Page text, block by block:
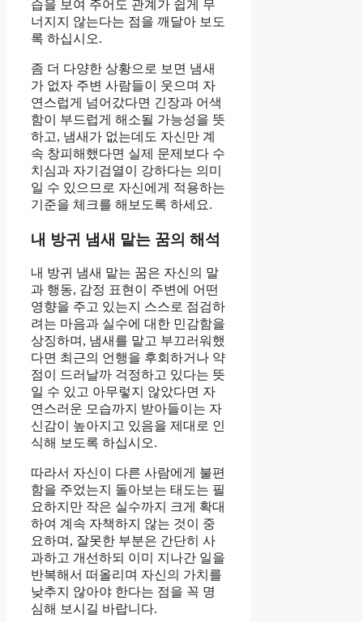
습을 보여 주어도 관계가 쉽게 무
너지지 않는다는 점을 깨달아 보도
록 하십시오.
좀 더 다양한 상황으로 보면 냄새
가 없자 주변 사람들이 웃으며 자
연스럽게 넘어갔다면 긴장과 어색
함이 부드럽게 해소될 가능성을 뜻
하고, 냄새가 없는데도 자신만 계
속 창피해했다면 실제 문제보다 수
치심과 자기검열이 강하다는 의미
일 수 있으므로 자신에게 적용하는
기준을 체크를 해보도록 하세요.
내 방귀 냄새 맡는 꿈의 해석
내 방귀 냄새 맡는 꿈은 자신의 말
과 행동, 감정 표현이 주변에 어떤
영향을 주고 있는지 스스로 점검하
려는 마음과 실수에 대한 민감함을
상징하며, 냄새를 맡고 부끄러워했
다면 최근의 언행을 후회하거나 약
점이 드러날까 걱정하고 있다는 뜻
일 수 있고 아무렇지 않았다면 자
연스러운 모습까지 받아들이는 자
신감이 높아지고 있음을 제대로 인
식해 보도록 하십시오.
따라서 자신이 다른 사람에게 불편
함을 주었는지 돌아보는 태도는 필
요하지만 작은 실수까지 크게 확대
하여 계속 자책하지 않는 것이 중
요하며, 잘못한 부분은 간단히 사
과하고 개선하되 이미 지나간 일을
반복해서 떠올리며 자신의 가치를
낮추지 않아야 한다는 점을 꼭 명
심해 보시길 바랍니다.